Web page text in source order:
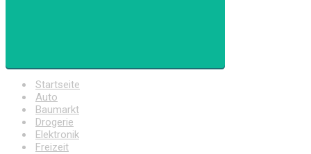
Startseite
Auto
Baumarkt
Drogerie
Elektronik
Freizeit